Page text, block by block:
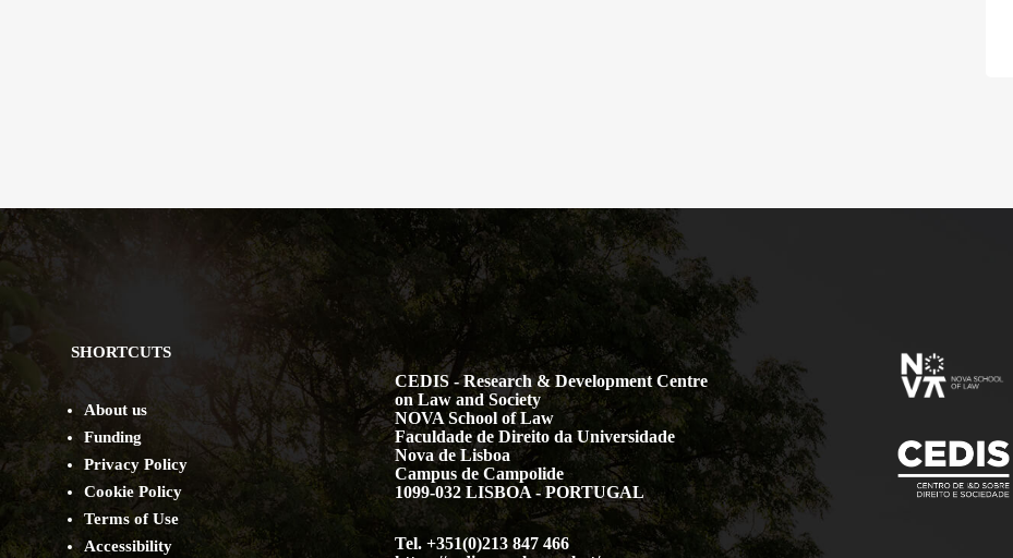
SHORTCUTS
About us
Funding
Privacy Policy
Cookie Policy
Terms of Use
Accessibility
CEDIS - Research & Development Centre
on Law and Society
NOVA School of Law
Faculdade de Direito da Universidade
Nova de Lisboa
Campus de Campolide
1099-032 LISBOA - PORTUGAL
Tel. +351(0)213 847 466